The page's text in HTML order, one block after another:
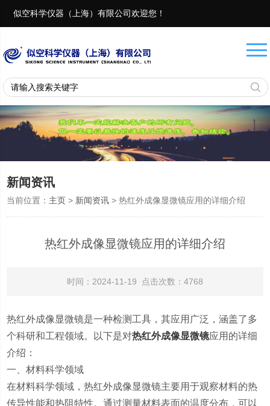
似空科学仪器（上海）有限公司欢迎您！
新闻资讯
当前位置： 主页 > 新闻资讯 > 热红外成像显微镜应用的详细介绍
热红外成像显微镜应用的详细介绍
时间：2024-11-19 点击次数：4768
热红外成像显微镜是一种检测工具，其应用广泛，涵盖了多
个科研和工程领域。以下是对热红外成像显微镜应用的详细
介绍：
一、材料科学领域
在材料科学领域，热红外成像显微镜主要用于观察材料的热
传导性能和热阻特性。通过测量材料表面的温度分布，可以